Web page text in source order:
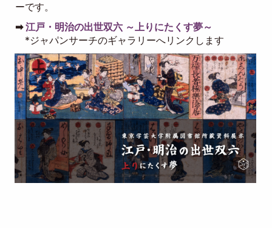
ーです。
➡江戸・明治の出世双六 ～上りにたくす夢～
*ジャパンサーチのギャラリーへリンクします